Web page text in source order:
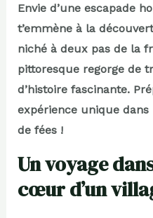
Envie d’une escapade
t’emmène à la
niché à deux pas de la
pittoresque regorge de
d’histoire fascinante.
expérience unique dans
de fées !
Un voyage
cœur d’un